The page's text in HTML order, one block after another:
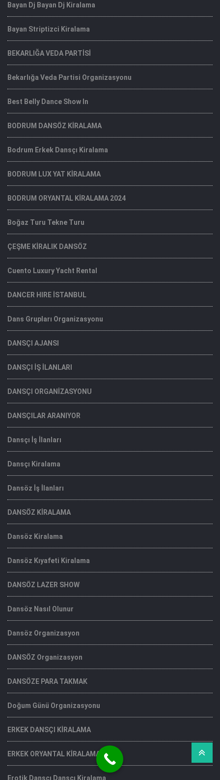
Bayan Dj Bayan Dj Kiralama
Bayan Striptizci Kiralama
BEKARLIĞA VEDA PARTİSİ
Bekarlığa Veda Partisi Organizasyonu
Best Belly Dance Show In
BODRUM DANSÖZ KİRALAMA
Bodrum Erkek Dansçı Kiralama
BODRUM LUX YAT KİRALAMA
BODRUM ORYANTAL KİRALAMA 2024
Boğaz Turu Tekne Turu
ÇEŞME KİRALIK DANSÖZ
Cuento Luxury Yacht Rental
DANCER HIRE İSTANBUL
Dans Grupları Organizasyonu
DANSÇI AJANSI
DANSÇI İŞ İLANLARI
DANSÇI ORGANİZASYONU
DANSÇILAR ARANIYOR
Dansçı İş İlanları
Dansçı Kiralama
Dansöz İş İlanları
DANSÖZ KİRALAMA
Dansöz Kiralama
Dansöz Kıyafeti Kiralama
DANSÖZ LAZER SHOW
Dansöz Nasıl Olunur
Dansöz Organizasyon
DANSÖZ Organizasyon
DANSÖZE PARA TAKMAK
Doğum Günü Organizasyonu
ERKEK DANSÇI KİRALAMA
ERKEK ORYANTAL KİRALAMA
Erotik Dansçı Dansçı Kiralama